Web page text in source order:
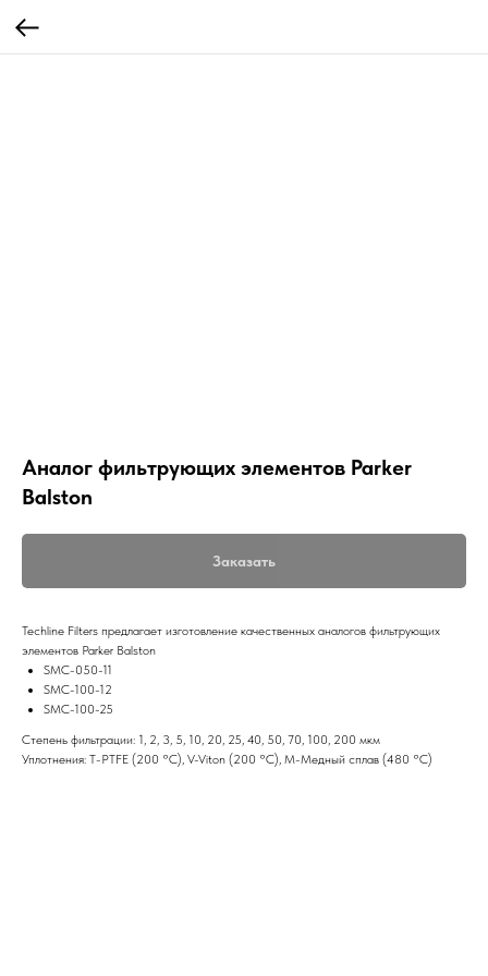
Аналог фильтрующих элементов Parker
Balston
Заказать
Techline Filters предлагает изготовление качественных аналогов фильтрующих
элементов Parker Balston
SMC-050-11
SMC-100-12
SMC-100-25
Степень фильтрации: 1, 2, 3, 5, 10, 20, 25, 40, 50, 70, 100, 200 мкм
Уплотнения: T-PTFE (200 °C), V-Viton (200 °C), M-Медный сплав (480 °C)